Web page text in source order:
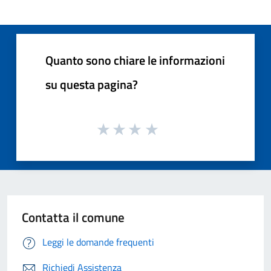
Quanto sono chiare le informazioni
su questa pagina?
Contatta il comune
Leggi le domande frequenti
Richiedi Assistenza